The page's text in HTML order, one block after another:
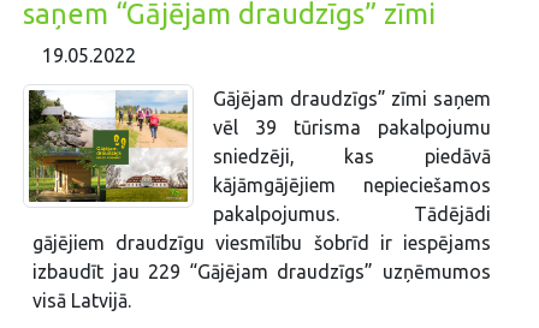
saņem “Gājējam draudzīgs” zīmi
19.05.2022
Gājējam draudzīgs” zīmi saņem
vēl 39 tūrisma pakalpojumu
sniedzēji, kas piedāvā
kājāmgājējiem nepieciešamos
pakalpojumus. Tādējādi
gājējiem draudzīgu viesmīlību šobrīd ir iespējams
izbaudīt jau 229 “Gājējam draudzīgs” uzņēmumos
visā Latvijā.